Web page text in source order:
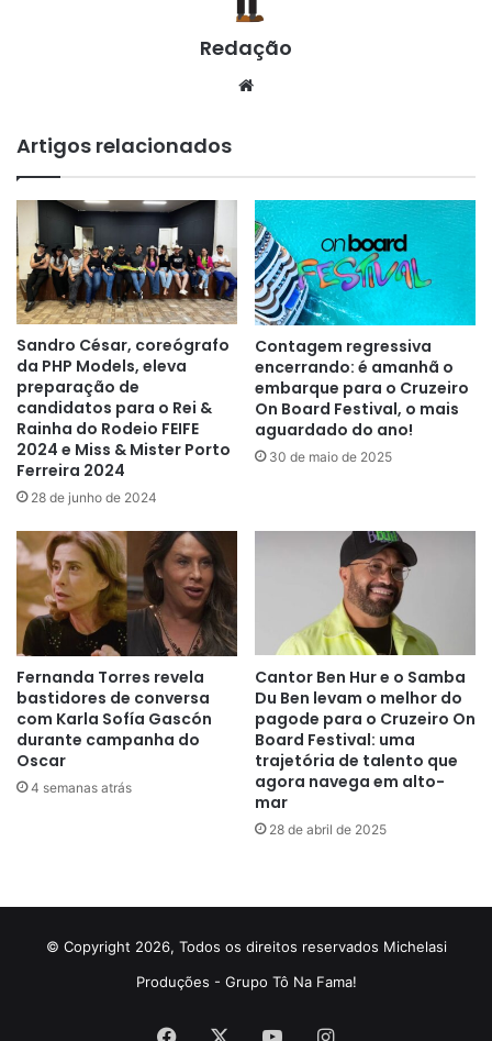
Redação
Artigos relacionados
Sandro César, coreógrafo
da PHP Models, eleva
preparação de
candidatos para o Rei &
Rainha do Rodeio FEIFE
2024 e Miss & Mister Porto
Ferreira 2024
28 de junho de 2024
Contagem regressiva
encerrando: é amanhã o
embarque para o Cruzeiro
On Board Festival, o mais
aguardado do ano!
30 de maio de 2025
Fernanda Torres revela
bastidores de conversa
com Karla Sofía Gascón
durante campanha do
Oscar
4 semanas atrás
Cantor Ben Hur e o Samba
Du Ben levam o melhor do
pagode para o Cruzeiro On
Board Festival: uma
trajetória de talento que
agora navega em alto-
mar
28 de abril de 2025
© Copyright 2026, Todos os direitos reservados Michelasi
Produções - Grupo Tô Na Fama!
Facebook YouTubeInstagram